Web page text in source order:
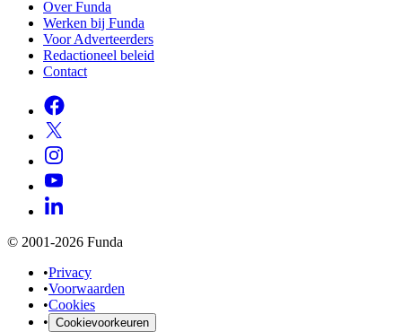
Over Funda
Werken bij Funda
Voor Adverteerders
Redactioneel beleid
Contact
© 2001-2026 Funda
•Privacy
•Voorwaarden
•Cookies
• Cookievoorkeuren